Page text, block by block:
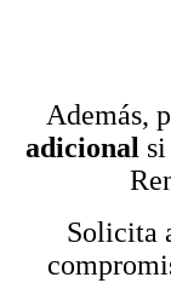
Además,
adicionalsi
Solicita